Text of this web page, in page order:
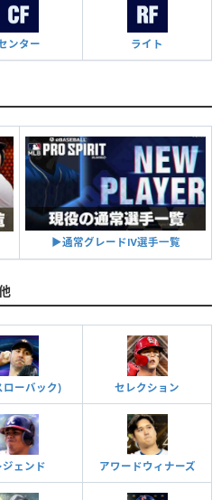
ンター ライト
▶︎通常グレードⅣ選手一覧
ローバック) セレクション
ジェンド アワードウィナーズ